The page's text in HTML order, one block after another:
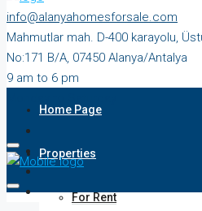
info@alanyahomesforsale.com
Mahmutlar mah. D-400 karayolu,
No:171 B/A, 07450 Alanya/Antalya
9 am to 6 pm
Home Page
Properties
For Rent